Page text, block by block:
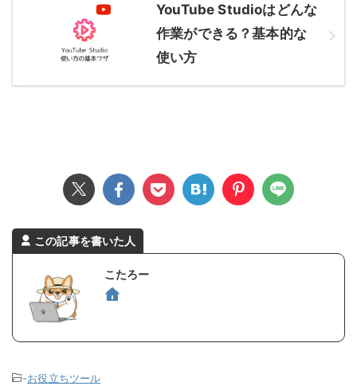
YouTube Studioはどんな
作業ができる？基本的な
使い方
この記事を書いた人
こたろー
-お役立ちツール